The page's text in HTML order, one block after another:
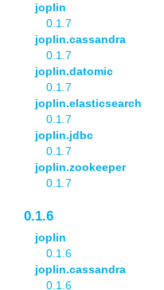
joplin
0.1.7
joplin.cassandra
0.1.7
joplin.datomic
0.1.7
joplin.elasticsearch
0.1.7
joplin.jdbc
0.1.7
joplin.zookeeper
0.1.7
0.1.6
joplin
0.1.6
joplin.cassandra
0.1.6